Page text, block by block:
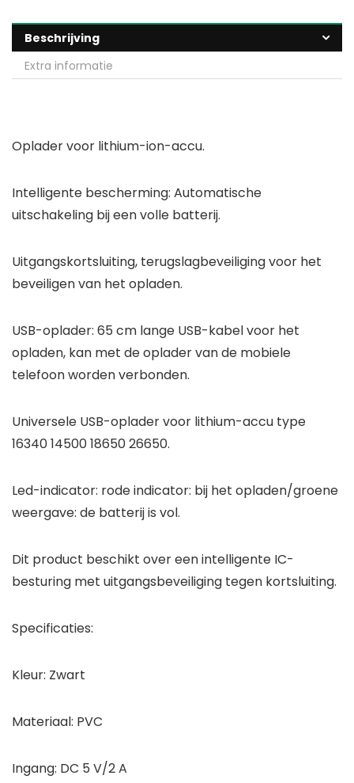
Beschrijving
Extra informatie
Oplader voor lithium-ion-accu.
Intelligente bescherming: Automatische
uitschakeling bij een volle batterij.
Uitgangskortsluiting, terugslagbeveiliging voor het
beveiligen van het opladen.
USB-oplader: 65 cm lange USB-kabel voor het
opladen, kan met de oplader van de mobiele
telefoon worden verbonden.
Universele USB-oplader voor lithium-accu type
16340 14500 18650 26650.
Led-indicator: rode indicator: bij het opladen/groene
weergave: de batterij is vol.
Dit product beschikt over een intelligente IC-
besturing met uitgangsbeveiliging tegen kortsluiting.
Specificaties:
Kleur: Zwart
Materiaal: PVC
Ingang: DC 5 V/2 A